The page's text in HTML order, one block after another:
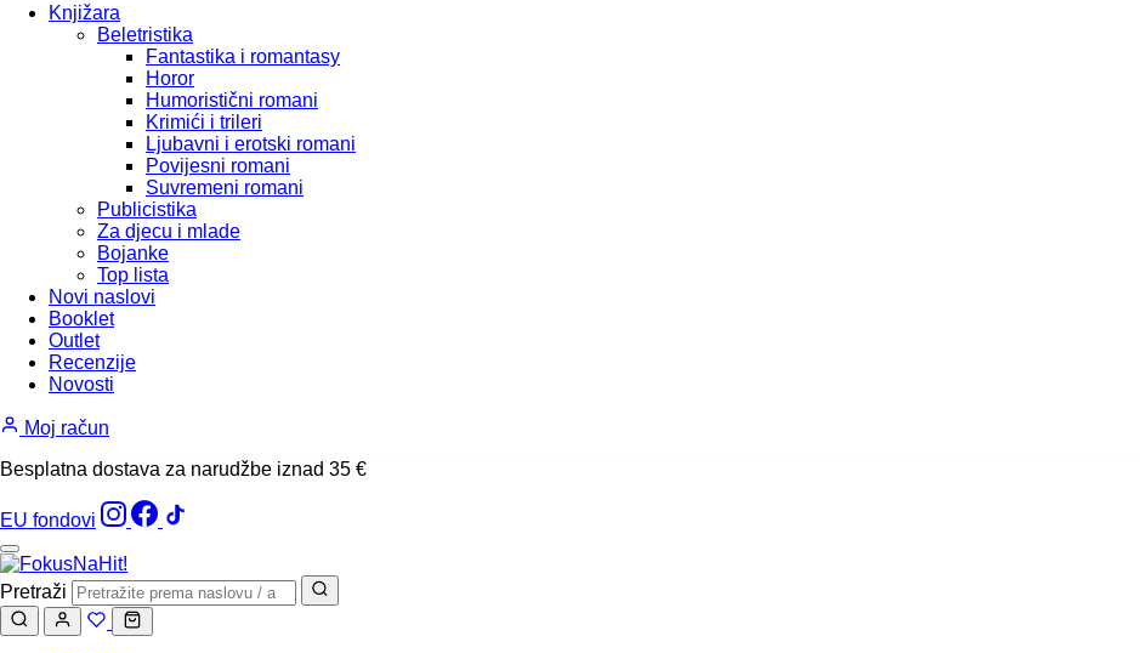
Knjižara
Beletristika
Fantastika i romantasy
Horor
Humoristični romani
Krimići i trileri
Ljubavni i erotski romani
Povijesni romani
Suvremeni romani
Publicistika
Za djecu i mlade
Bojanke
Top lista
Novi naslovi
Booklet
Outlet
Recenzije
Novosti
Moj račun
Besplatna dostava za narudžbe iznad 35 €
EU fondovi
Pretraži